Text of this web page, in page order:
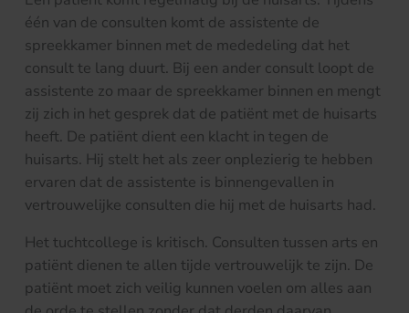
één van de consulten komt de assistente de
spreekkamer binnen met de mededeling dat het
consult te lang duurt. Bij een ander consult loopt de
assistente zo maar de spreekkamer binnen en mengt
zij zich in het gesprek dat de patiënt met de huisarts
heeft. De patiënt dient een klacht in tegen de
huisarts. Hij stelt het als zeer onplezierig te hebben
ervaren dat de assistente is binnengevallen in
vertrouwelijke consulten die hij met de huisarts had.
Het tuchtcollege is kritisch. Consulten tussen arts en
patiënt dienen te allen tijde vertrouwelijk te zijn. De
patiënt moet zich veilig kunnen voelen om alles aan